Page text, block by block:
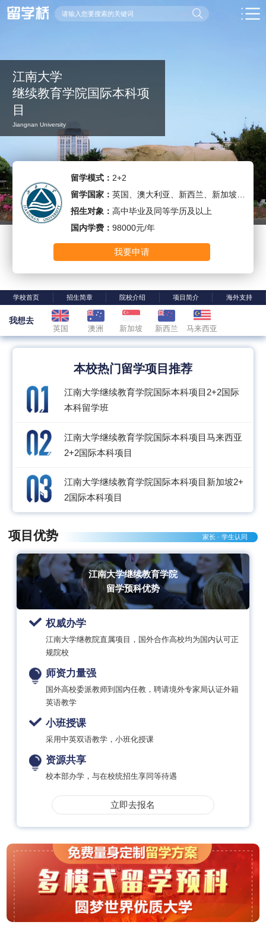
江南大学
继续教育学院国际本科项
目
Jiangnan University
留学模式： 2+2
留学国家： 英国、澳大利亚、新西兰、新加坡、马来西亚
招生对象： 高中毕业及同等学历及以上
国内学费： 98000元/年
我要申请
学校首页 招生简章 院校介绍 项目简介 海外支持
我想去
英国 澳洲 新加坡 新西兰 马来西亚
本校热门留学项目推荐
江南大学继续教育学院国际本科项目2+2国际
本科留学班
江南大学继续教育学院国际本科项目马来西亚
2+2国际本科项目
江南大学继续教育学院国际本科项目新加坡2+
2国际本科项目
项目优势 家长 · 学生认同
江南大学继续教育学院
留学预科优势
权威办学
江南大学继教院直属项目，国外合作高校均为国内认可正
规院校
师资力量强
国外高校委派教师到国内任教，聘请境外专家局认证外籍
英语教学
小班授课
采用中英双语教学，小班化授课
资源共享
校本部办学，与在校统招生享同等待遇
立即去报名